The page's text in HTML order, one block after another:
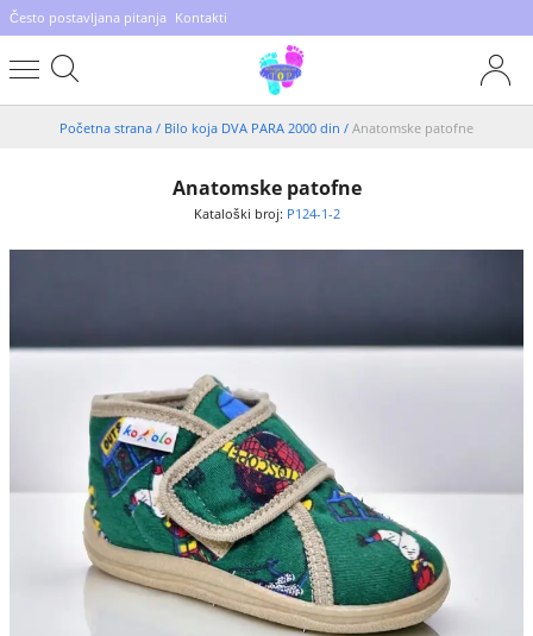
Često postavljana pitanja Kontakti
Početna strana / Bilo koja DVA PARA 2000 din / Anatomske patofne
Anatomske patofne
Kataloški broj: P124-1-2